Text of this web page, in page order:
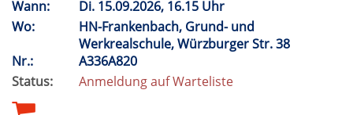
Wann:
Di. 15.09.2026, 16.15 Uhr
Wo:
HN-Frankenbach, Grund- und
Werkrealschule, Würzburger Str. 38
Nr.:
A336A820
Status:
Anmeldung auf Warteliste